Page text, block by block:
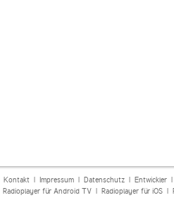
Kontakt| Impressum| Datenschutz| Entwickler|
Radioplayer für Android TV| Radioplayer für iOS|